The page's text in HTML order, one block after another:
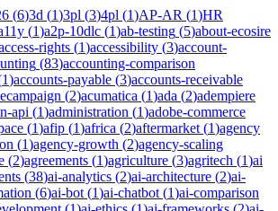
(6)3d (1)3pl (3)4pl (1)AP-AR (1)HR
(1)a2p-10dlc (1)ab-testing (5)about-ecosire
rights (1)accessibility (3)account-
(83)accounting-comparison
1)accounts-payable (3)accounts-receivable
(2)acumatica (1)ada (2)adempiere
api (1)administration (1)adobe-commerce
(1)afip (1)africa (2)aftermarket (1)agency
(1)agency-growth (2)agency-scaling
(2)agreements (1)agriculture (3)agritech (1)ai
(38)ai-analytics (2)ai-architecture (2)ai-
(6)ai-bot (1)ai-chatbot (1)ai-comparison